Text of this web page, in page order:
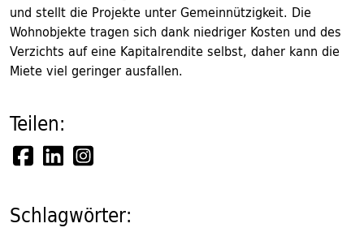
und stellt die Projekte unter Gemeinnützigkeit. Die
Wohnobjekte tragen sich dank niedriger Kosten und des
Verzichts auf eine Kapitalrendite selbst, daher kann die
Miete viel geringer ausfallen.
Teilen:
Schlagwörter: